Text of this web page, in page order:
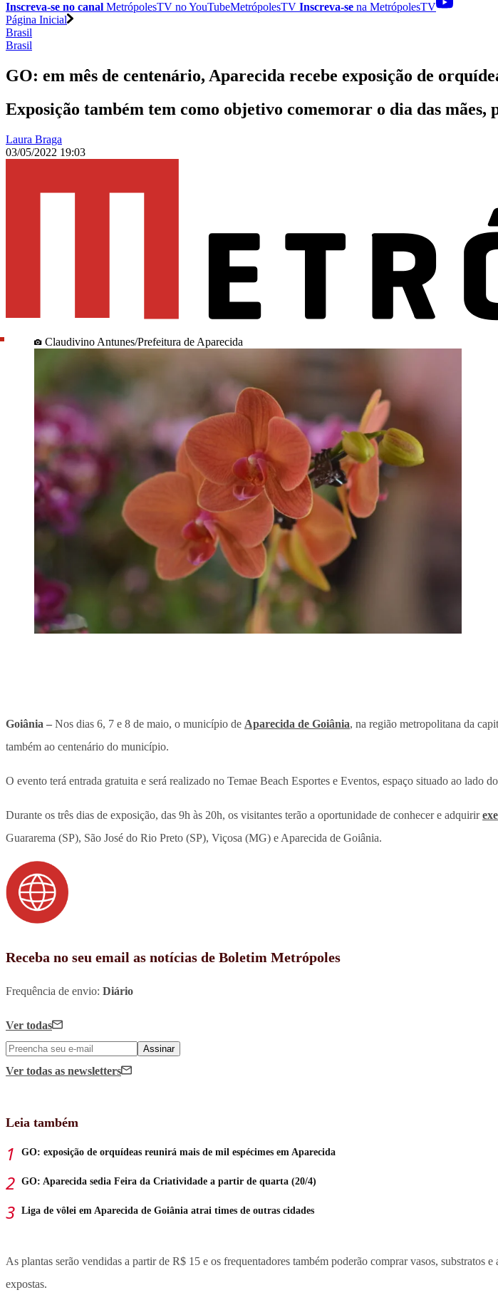
Inscreva-se no canal MetrópolesTV noYouTubeMetrópolesTV Inscreva-se na MetrópolesTV
Página Inicial
Brasil
Brasil
GO: em mês de centenário, Aparecida recebe exposição de
Exposição também tem como objetivo comemorar o dia das mães,
Laura Braga
03/05/2022 19:03
Claudivino Antunes/Prefeitura de Aparecida
Goiânia – Nos dias 6, 7 e 8 de maio, o município de Aparecida de Goiânia, na região metropolitana da
também ao centenário do município.
O evento terá entrada gratuita e será realizado no Temae Beach Esportes e Eventos, espaço situado ao
Durante os três dias de exposição, das 9h às 20h, os visitantes terão a oportunidade de conhecer e adquirir
Guararema (SP), São José do Rio Preto (SP), Viçosa (MG) e Aparecida de Goiânia.
Receba no seu email as notícias de Boletim Metrópoles
Frequência de envio: Diário
Ver todas
Assinar
Ver todas as newsletters
Leia também
GO: exposição de orquídeas reunirá mais de mil espécimes em Aparecida
GO: Aparecida sedia Feira da Criatividade a partir de quarta (20/4)
Liga de vôlei em Aparecida de Goiânia atrai times de outras cidades
As plantas serão vendidas a partir de R$ 15 e os frequentadores também poderão comprar vasos, substratos
expostas.